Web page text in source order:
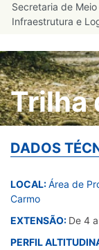
Secretaria de
Infraestrutura e
Trilha
DADOS
LOCAL:Área de
Carmo
EXTENSÃO: De 4
PERFIL